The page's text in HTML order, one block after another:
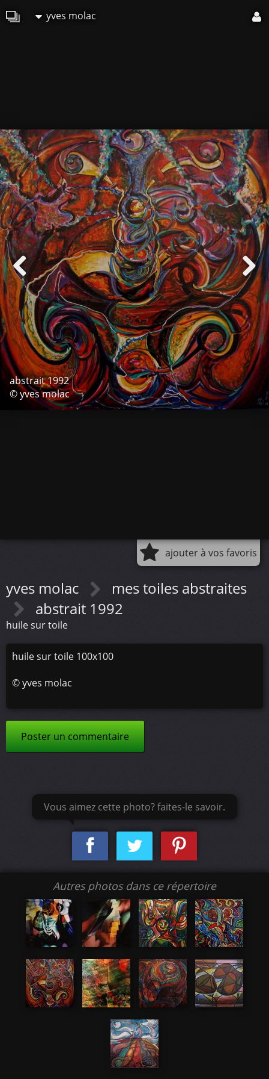
yves molac
abstrait 1992
© yves molac
ajouter à vos favoris
yves molac
mes toiles abstraites
abstrait 1992
huile sur toile
huile sur toile 100x100
©yves molac
Poster un commentaire
Vous aimez cette photo? faites-le savoir.
Autres photos dans ce répertoire